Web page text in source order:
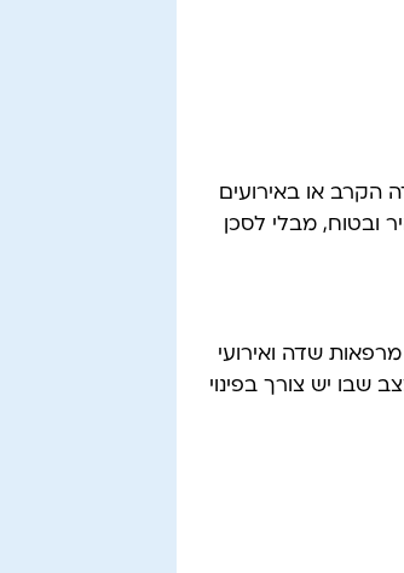
הקרב או באירועים
ובטוח, מבלי לסכן
שדה ואירועי
שבו יש צורך בפינוי